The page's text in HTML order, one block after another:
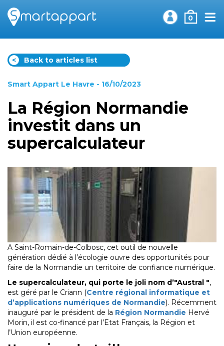
0
< Back to articles list
Smart Appart Le Havre - 16/10/2023
La Région Normandie
investit dans un
supercalculateur
A Saint-Romain-de-Colbosc, cet outil de nouvelle
génération dédié à l’écologie ouvre des opportunités pour
faire de la Normandie un territoire de confiance numérique.
Le supercalculateur, qui porte le joli nom d’"Austral ",
est géré par le Criann (Centre régional informatique et
d’applications numériques de Normandie). Récemment
inauguré par le président de la Région Normandie Hervé
Morin, il est co-financé par l’Etat Français, la Région et
l’Union européenne.